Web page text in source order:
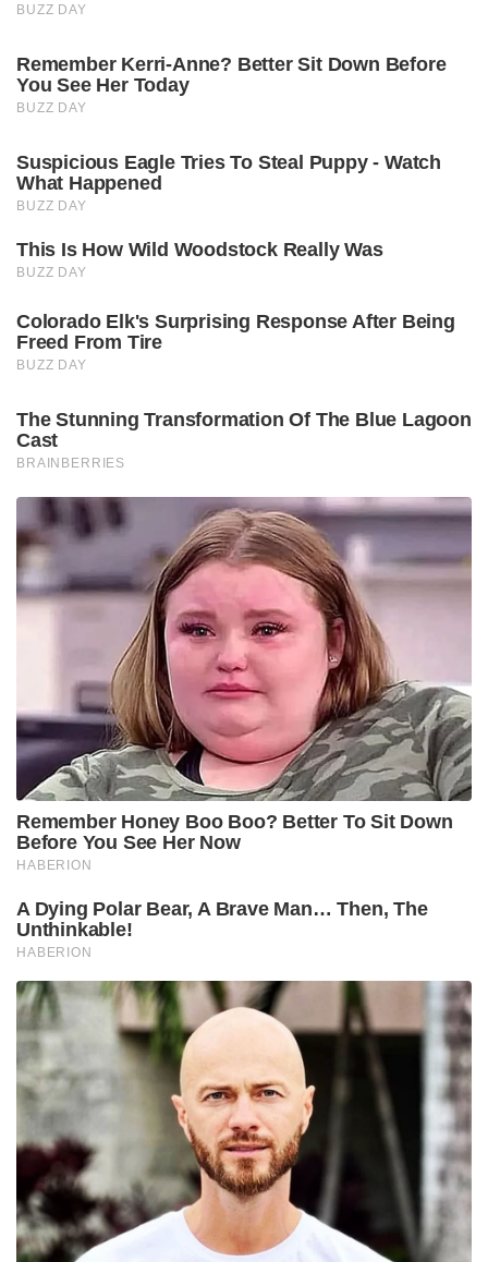
BUZZ DAY
Remember Kerri-Anne? Better Sit Down Before
You See Her Today
BUZZ DAY
Suspicious Eagle Tries To Steal Puppy - Watch
What Happened
BUZZ DAY
This Is How Wild Woodstock Really Was
BUZZ DAY
Colorado Elk's Surprising Response After Being
Freed From Tire
BUZZ DAY
The Stunning Transformation Of The Blue Lagoon
Cast
BRAINBERRIES
Remember Honey Boo Boo? Better To Sit Down
Before You See Her Now
HABERION
A Dying Polar Bear, A Brave Man… Then, The
Unthinkable!
HABERION